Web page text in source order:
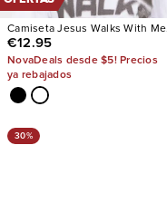
Camiseta Jesus Walks With Me
Always
€12.95
NovaDeals desde $5! Precios
ya rebajados
30%